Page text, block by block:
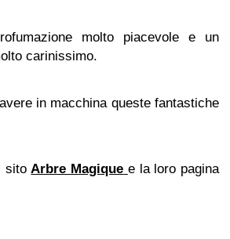
molto piacevole e un
carinissimo.
in macchina queste fantastiche
sitoArbre Magique e la loro pagina